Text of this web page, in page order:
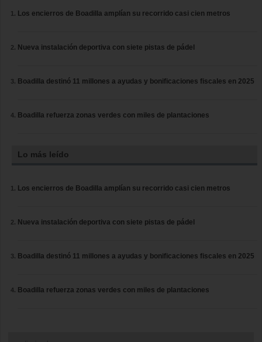
Los encierros de Boadilla amplían su recorrido casi cien metros
Nueva instalación deportiva con siete pistas de pádel
Boadilla destinó 11 millones a ayudas y bonificaciones fiscales en 2025
Boadilla refuerza zonas verdes con miles de plantaciones
Lo más leído
Los encierros de Boadilla amplían su recorrido casi cien metros
Nueva instalación deportiva con siete pistas de pádel
Boadilla destinó 11 millones a ayudas y bonificaciones fiscales en 2025
Boadilla refuerza zonas verdes con miles de plantaciones